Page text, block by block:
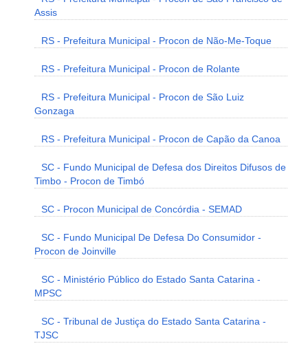
Assis
RS - Prefeitura Municipal - Procon de Não-Me-Toque
RS - Prefeitura Municipal - Procon de Rolante
RS - Prefeitura Municipal - Procon de São Luiz
Gonzaga
RS - Prefeitura Municipal - Procon de Capão da Canoa
SC - Fundo Municipal de Defesa dos Direitos Difusos de
Timbo - Procon de Timbó
SC - Procon Municipal de Concórdia - SEMAD
SC - Fundo Municipal De Defesa Do Consumidor -
Procon de Joinville
SC - Ministério Público do Estado Santa Catarina -
MPSC
SC - Tribunal de Justiça do Estado Santa Catarina -
TJSC